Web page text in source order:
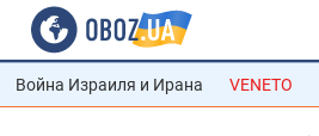
Война Израиля и Ирана VENETO